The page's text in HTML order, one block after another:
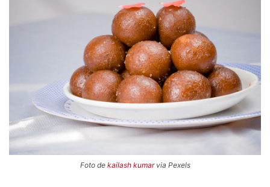
Foto de kailash kumarvia Pexels